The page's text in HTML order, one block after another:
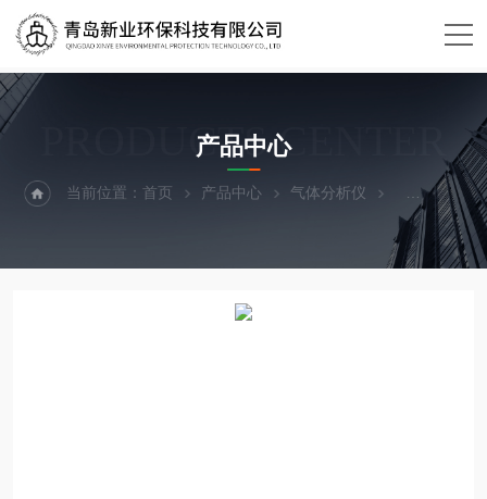
PRODUCTS CENTER
产品中心
当前位置：首页 产品中心 气体分析仪 VOCVOC